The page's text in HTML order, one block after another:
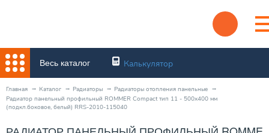
Весь каталог Калькулятор
Главная Каталог Радиаторы
Радиаторы отопления панельные
Радиатор панельный профильный ROMMER Compact тип 11 - 500x400 мм
(подкл.боковое, белый) RRS-2010-115040